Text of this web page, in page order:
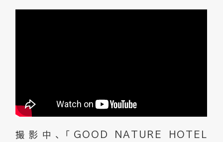
撮影中、「GOOD NATURE HOTEL